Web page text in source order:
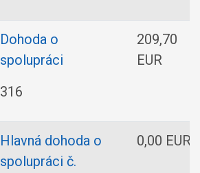
Dohoda o
spolupráci
316
209,70
EUR
Hlavná dohoda o
spolupráci č.
0,00 EUR